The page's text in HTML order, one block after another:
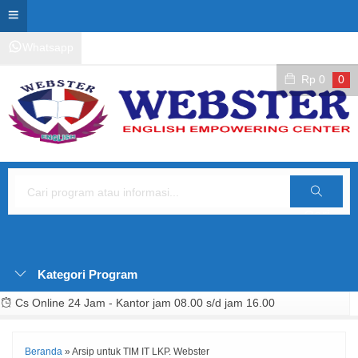
Rp 0 0
Cari
Kategori Program
Cs Online 24 Jam - Kantor jam 08.00 s/d jam 16.00
Beranda » Arsip untuk TIM IT LKP. Webster